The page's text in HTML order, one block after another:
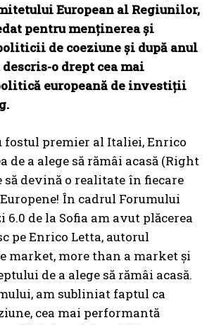
European al Regiunilor,
pentru menținerea și
de coeziune și după anul
descris-o drept cea mai
europeană de investiții
fostul premier al Italiei, Enrico
de a alege să rămâi acasă (Right
să devină o realitate în fiecare
În cadrul Forumului
de la Sofia am avut plăcerea
pe Enrico Letta, autorul
market, more than a market și
de a alege să rămâi acasă.
am subliniat faptul ca
cea mai performantă